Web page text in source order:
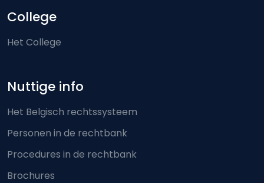
College
Het College
Nuttige info
Het Belgisch rechtssysteem
Personen in de rechtbank
Procedures in de rechtbank
Brochures